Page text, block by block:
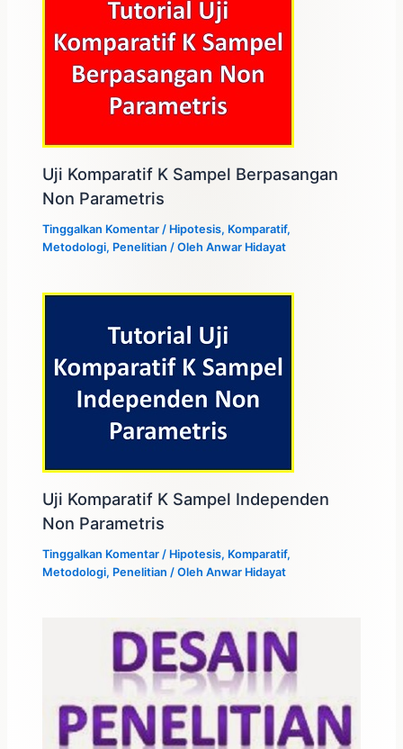
Uji Komparatif K Sampel Berpasangan
Non Parametris
Tinggalkan Komentar / Hipotesis,Komparatif,
Metodologi,Penelitian / OlehAnwar Hidayat
Uji Komparatif K Sampel Independen
Non Parametris
Tinggalkan Komentar /Hipotesis, Komparatif,
Metodologi, Penelitian / OlehAnwar Hidayat